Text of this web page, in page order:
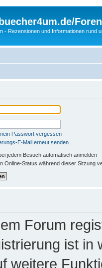
Foren
- Rezensionen und Informationen rund
Passwort vergessen
E-Mail erneut senden
jedem Besuch automatisch anmelden
Online-Status während dieser Sitzung
Forum
ist in
weitere